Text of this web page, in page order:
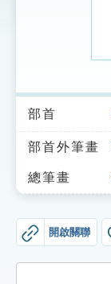
索引選單
知識索引
單字索引
遊戲專區
部首
部首外筆畫
總筆畫
開啟關聯